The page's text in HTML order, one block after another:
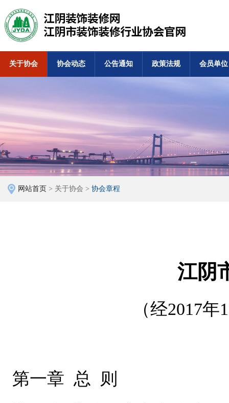
关于协会 协会动态 公告通知 政策法规 会员单位
网站首页 > 关于协会 > 协会章程
江阴
（经2017
第一章 总 则